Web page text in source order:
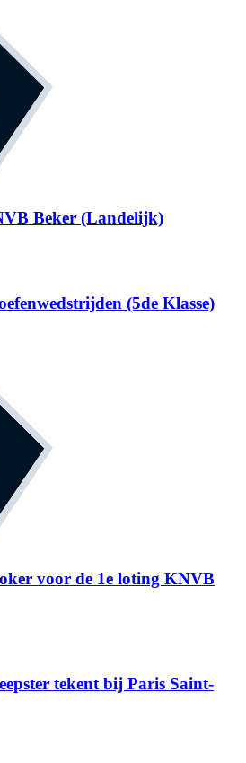
Beker (Landelijk)
(5de Klasse)
voor de 1e loting KNVB
tekent bij Paris Saint-